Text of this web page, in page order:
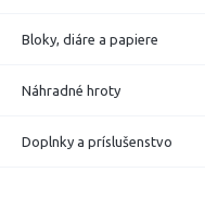
Bloky, diáre a papiere
Náhradné hroty
Doplnky a príslušenstvo